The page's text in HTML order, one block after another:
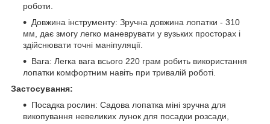
роботи.
Довжина інструменту: Зручна довжина лопатки - 310
мм, дає змогу легко маневрувати у вузьких просторах і
здійснювати точні маніпуляції.
Вага: Легка вага всього 220 грам робить використання
лопатки комфортним навіть при тривалій роботі.
Застосування:
Посадка рослин: Садова лопатка міні зручна для
викопування невеликих лунок для посадки розсади,